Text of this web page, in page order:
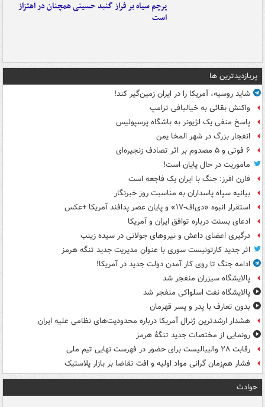
پرچم سیاه بر فراز گنبد حسینی همچنان در اهتزاز
است
پربازدیدترین ها
شاید روسیه، آمریکا را در ایران زمین‌گیر کند!
واکنش بقائی به خیالبافی ترامپ
پاسخ منفی یک لژیونر به باشگاه پرسپولیس
انفجار بزرگ در شهر المخا یمن
۶ فوتی و ۵ مصدوم بر اثر تصادف زنجیره‌ای
ماموریت در حال پایان است!
فارن افرز: جنگ با ایران یک فاجعه است
بیانیه سپاه پاسداران به مناسبت روز خبرنگار
استقرار انبوه «دی‌اف‑۱۷» و پایان عصر پدافند آمریکا +عکس
ادعای بسنت درباره توافق ایران و آمریکا
درگیری اعضای داعش و نیروهای جولانی در سیده زینب
اثر جدید کارتونیست سوری با عنوان مدیریت جدید تنگه هرمز
ادامه جنگ تا روی کار آمدن دولت جدید در آمریکا!
پالایشگاه سیزران منفجر شد
پالایشگاه نفت اسلواکی منفجر شد
بدون تعارف با پدر و پسر قهرمان
هشدار ارشدترین ژنرال آمریکا درباره محدودیت‌های نظامی علیه ایران
رونمایی از مختصات جدید تنگۀ هرمز
رقابت ۲۸ والیبالیست برای حضور در فهرست نهایی تیم ملی
فشار هم‌زمان گرانی مواد اولیه و افت تقاضا بر بازار پلاستیک
حوادث